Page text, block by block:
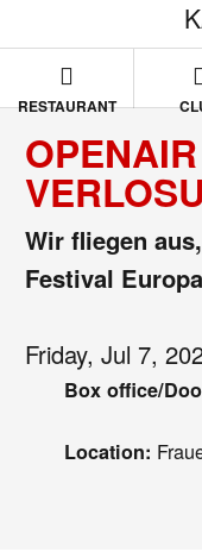
RESTAURANT
Wir fliegen
Festival
Friday, Jul 7,
Box office/
Location: